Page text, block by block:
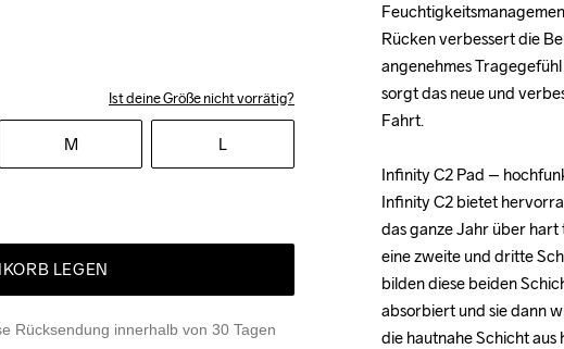
Ist deine Größe nicht vorrätig?
M L
LEGEN
Rücksendung innerhalb von 30 Tagen
Rücken verbessert die
angenehmes
sorgt das neue und
Fahrt.
Infinity C2 Pad –
Infinity C2 bietet
das ganze Jahr über hart
eine zweite und dritte
bilden diese beiden
absorbiert und sie dann
die hautnahe Schicht
Rücken verbessert die
angenehmes
sorgt das neue und
Fahrt.
Infinity C2 Pad –
Infinity C2 bietet
das ganze Jahr über hart
eine zweite und dritte
bilden diese beiden
absorbiert und sie dann
die hautnahe Schicht